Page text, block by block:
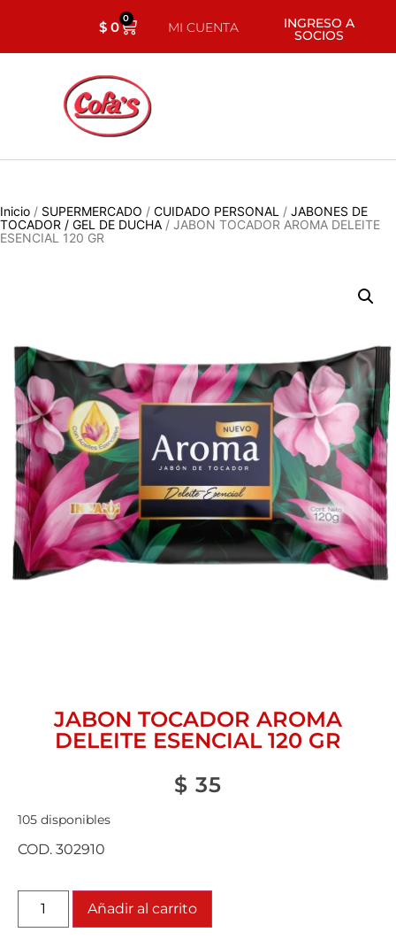
$0 0
MI CUENTA INGRESO A
SOCIOS
Inicio / SUPERMERCADO / CUIDADO PERSONAL / JABONES DE
TOCADOR / GEL DE DUCHA / JABON TOCADOR AROMA DELEITE
ESENCIAL 120 GR
JABON TOCADOR AROMA
DELEITE ESENCIAL 120 GR
$ 35
105 disponibles
COD. 302910
Añadir al carrito